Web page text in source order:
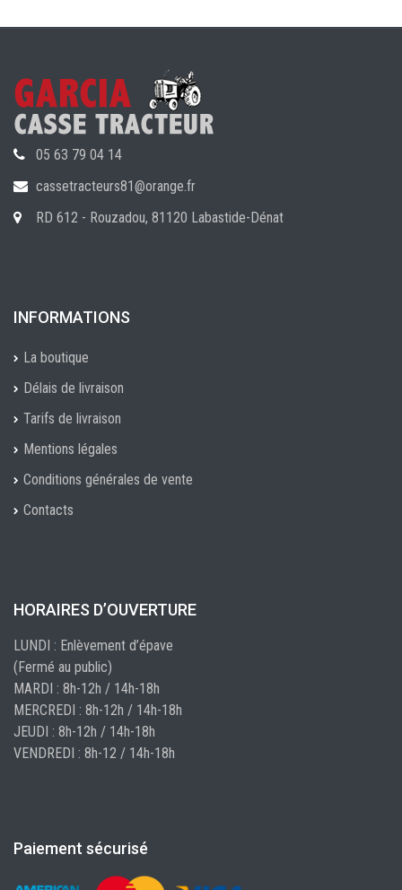
05 63 79 04 14
cassetracteurs81@orange.fr
RD 612 - Rouzadou, 81120 Labastide-Dénat
INFORMATIONS
La boutique
Délais de livraison
Tarifs de livraison
Mentions légales
Conditions générales de vente
Contacts
HORAIRES D’OUVERTURE
LUNDI : Enlèvement d’épave
(Fermé au public)
MARDI : 8h-12h / 14h-18h
MERCREDI : 8h-12h / 14h-18h
JEUDI : 8h-12h / 14h-18h
VENDREDI : 8h-12 / 14h-18h
Paiement sécurisé